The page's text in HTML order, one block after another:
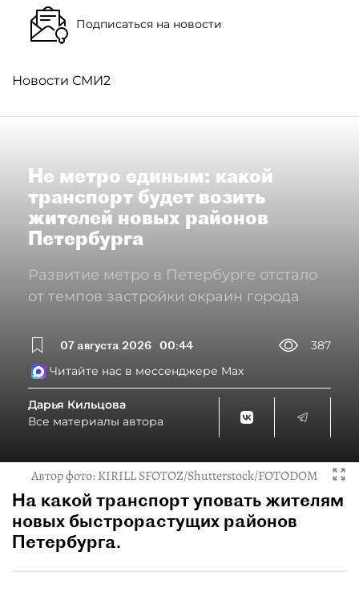
Подписаться на новости
Новости СМИ2
Не метро единым: какой
транспорт будет возить
жителей новых районов
Петербурга
Развитие метро в Петербурге отстало
от темпов застройки окраин города
07 августа 2026 00:44
387
Читайте нас в мессенджере Max
Дарья Кильцова
Все материалы автора
Автор фото:KIRILL SFOTOZ/Shutterstock/FOTODOM
На какой транспорт уповать жителям
новых быстрорастущих районов
Петербурга.